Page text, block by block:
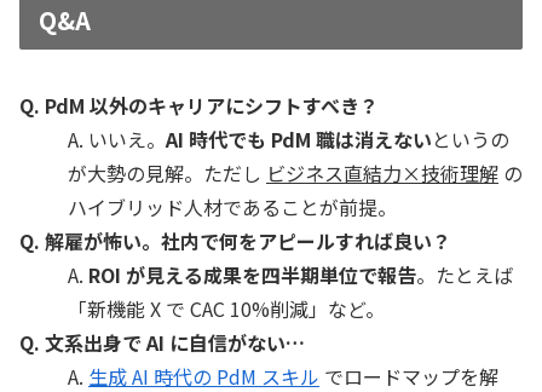
Q&A
Q. PdM 以外のキャリアにシフトすべき？
A. いいえ。AI 時代でも PdM 職は消えないというの
が大勢の見解。ただし ビジネス直結力×技術理解 の
ハイブリッド人材であることが前提。
Q. 解雇が怖い。社内で何をアピールすれば良い？
A. ROI が見える成果を四半期単位で報告。たとえば
「新機能 X で CAC 10%削減」など。
Q. 文系出身で AI に自信がない…
A. 生成 AI 時代の PdM スキル でロードマップを解